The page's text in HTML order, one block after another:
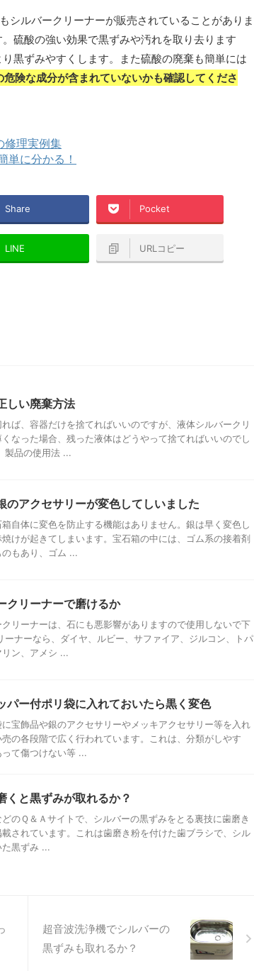
シルバークリーナーが販売されていることがありま
硫酸の強い効果で黒ずみや汚れを取り去ります
黒ずみやすくします。また硫酸の廃棄も簡単には
険な成分が含まれていないかも確認してくださ
修理実例集
単に分かる！
Share Pocket
LINE URLコピー
しい廃棄方法
ば、容器だけを捨てればいいのですが、液体シルバークリ
なった場合、残った液体はどうやって捨てればいいのでし
製品の使用法 ...
のアクセサリーが変色してしいました
自体に変色を防止する機能はありません。銀は早く変色し
けが起きてしまいます。宝石箱の中には、ゴム系の接着剤
のもあり、ゴム ...
クリーナーで磨けるか
リーナーは、石にも悪影響がありますので使用しないで下
ーナーなら、ダイヤ、ルビー、サファイア、ジルコン、トパ
ン、アメシ ...
パー付ポリ袋に入れておいたら黒く変色
宝飾品や銀のアクセサリーやメッキアクセサリー等を入れ
の各段階で広く行われています。これは、分類がしやす
て傷つけない等 ...
くと黒ずみが取れるか？
のＱ＆Ａサイトで、シルバーの黒ずみをとる裏技に歯磨き
されています。これは歯磨き粉を付けた歯ブラシで、シル
黒ずみ ...
超音波洗浄機でシルバーの
黒ずみも取れるか？